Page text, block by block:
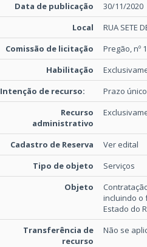
Data de publicação
30/11/2020
Local
RUA SETE
Comissão de licitação
Pregão, nº
Habilitação
Intenção de recurso:
Prazo
Recurso
administrativo
Cadastro de Reserva
Ver edital
Tipo de objeto
Serviços
Objeto
incluindo o
Estado do
Transferência de
recurso
Não se